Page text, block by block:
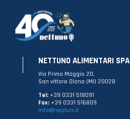
NETTUNO ALIMENTARI SPA
Via Primo Maggio 20,
San vittore Olona (MI) 20028
Tel: +39 0331 518091
Fax: +39 0331 516809
info@neptun.it